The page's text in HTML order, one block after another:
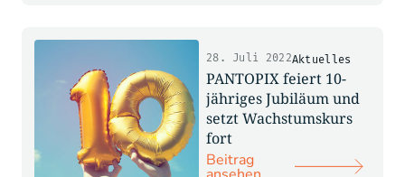
Aktuelles
28. Juli 2022
PANTOPIX feiert 10-
jähriges Jubiläum und
setzt Wachstumskurs
fort
Beitrag